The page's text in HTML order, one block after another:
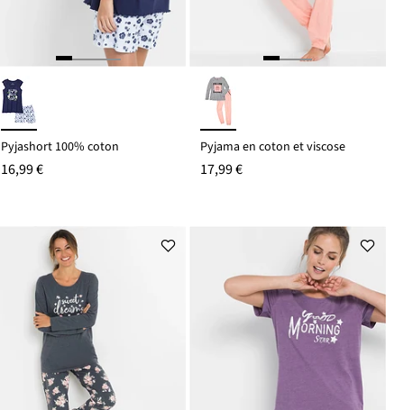
Pyjashort 100% coton
16,99 €
Pyjama en coton et viscose
17,99 €